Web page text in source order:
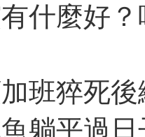
什麼好
班猝死
躺平過